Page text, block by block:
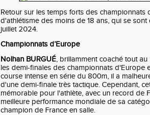
Retour sur les temps forts des championnats
d'athlétisme des moins de 18 ans, qui se sont
juillet 2024.
Championnats d’Europe
Nolhan BURGUÉ, brillamment coaché tout
les demi-finales des championnats d'Europe
course intense en série du 800m, il a
d'une demi-finale très tactique. Cependant,
mémorable pour l'athlète, avec un record de
meilleure performance mondiale de sa
champion de France en salle.